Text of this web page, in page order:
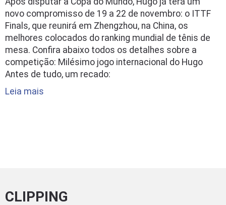
novo compromisso de 19 a 22 de novembro: o ITTF
Finals, que reunirá em Zhengzhou, na China, os
melhores colocados do ranking mundial de tênis de
mesa. Confira abaixo todos os detalhes sobre a
competição: Milésimo jogo internacional do Hugo
Antes de tudo, um recado:
Leia mais
CLIPPING